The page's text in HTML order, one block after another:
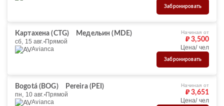
Забронировать
Картахена (CTG)
Медельин (MDE)
сб, 15 авг. Прямой
Avianca
Начиная от
₽ 3,500
Цена/ чел
Забронировать
Bogotá (BOG)
Pereira (PEI)
пн, 10 авг. Прямой
Avianca
Начиная от
₽ 3,651
Цена/ чел